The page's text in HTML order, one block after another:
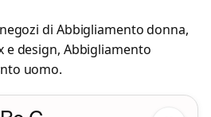
di Abbigliamento donna,
e design, Abbigliamento
uomo.